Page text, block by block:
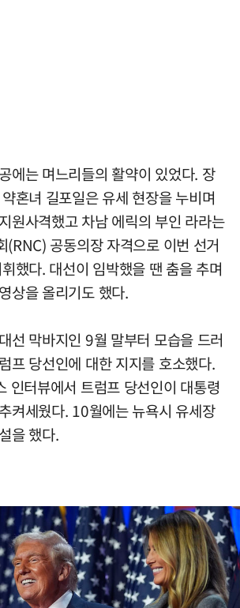
에는 며느리들의 활약이 있었다. 장
혼녀 길포일은 유세 현장을 누비며
원사격했고 차남 에릭의 부인 라라는
(RNC) 공동의장 자격으로 이번 선거
했다. 대선이 임박했을 땐 춤을 추며
상을 올리기도 했다.
선 막바지인 9월 말부터 모습을 드러
프 당선인에 대한 지지를 호소했다.
인터뷰에서 트럼프 당선인이 대통령
켜세웠다. 10월에는 뉴욕시 유세장
을 했다.